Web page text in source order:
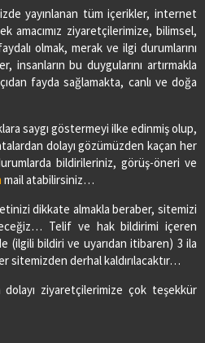
yayınlanan tüm içerikler, internet
amacımız ziyaretçilerimize, bilimsel,
olmak, merak ve ilgi durumlarını
insanların bu duygularını artırmakla
fayda sağlamakta, canlı ve doğa
saygı göstermeyi ilke edinmiş olup,
dolayı gözümüzden kaçan her
bildirileriniz, görüş-öneri ve
mail atabilirsiniz…
dikkate almakla beraber, sitemizi
Telif ve hak bildirimi içeren
(ilgili bildiri ve uyarıdan itibaren) 3 ila
sitemizden derhal kaldırılacaktır…
ziyaretçilerimize çok teşekkür